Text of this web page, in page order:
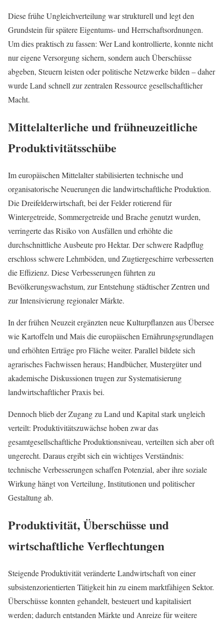
Diese frühe Ungleichverteilung war strukturell und legt den
Grundstein für spätere Eigentums- und Herrschaftsordnungen.
Um dies praktisch zu fassen: Wer Land kontrollierte, konnte nicht
nur eigene Versorgung sichern, sondern auch Überschüsse
abgeben, Steuern leisten oder politische Netzwerke bilden – daher
wurde Land schnell zur zentralen Ressource gesellschaftlicher
Macht.
Mittelalterliche und frühneuzeitliche
Produktivitätsschübe
Im europäischen Mittelalter stabilisierten technische und
organisatorische Neuerungen die landwirtschaftliche Produktion.
Die Dreifelderwirtschaft, bei der Felder rotierend für
Wintergetreide, Sommergetreide und Brache genutzt wurden,
verringerte das Risiko von Ausfällen und erhöhte die
durchschnittliche Ausbeute pro Hektar. Der schwere Radpflug
erschloss schwere Lehmböden, und Zugtiergeschirre verbesserten
die Effizienz. Diese Verbesserungen führten zu
Bevölkerungswachstum, zur Entstehung städtischer Zentren und
zur Intensivierung regionaler Märkte.
In der frühen Neuzeit ergänzten neue Kulturpflanzen aus Übersee
wie Kartoffeln und Mais die europäischen Ernährungsgrundlagen
und erhöhten Erträge pro Fläche weiter. Parallel bildete sich
agrarisches Fachwissen heraus; Handbücher, Mustergüter und
akademische Diskussionen trugen zur Systematisierung
landwirtschaftlicher Praxis bei.
Dennoch blieb der Zugang zu Land und Kapital stark ungleich
verteilt: Produktivitätszuwächse hoben zwar das
gesamtgesellschaftliche Produktionsniveau, verteilten sich aber oft
ungerecht. Daraus ergibt sich ein wichtiges Verständnis:
technische Verbesserungen schaffen Potenzial, aber ihre soziale
Wirkung hängt von Verteilung, Institutionen und politischer
Gestaltung ab.
Produktivität, Überschüsse und
wirtschaftliche Verflechtungen
Steigende Produktivität veränderte Landwirtschaft von einer
subsistenzorientierten Tätigkeit hin zu einem marktfähigen Sektor.
Überschüsse konnten gehandelt, besteuert und kapitalisiert
werden; dadurch entstanden Märkte und Anreize für weitere